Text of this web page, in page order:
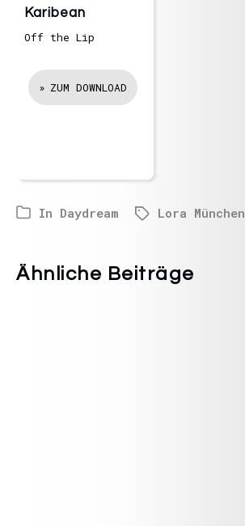
Karibean
Off the Lip
ZUM DOWNLOAD
In Daydream Lora München
Ähnliche Beiträge